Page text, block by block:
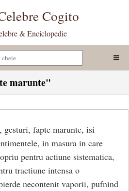
Cogito
& Enciclopedie
marunte"
gesturi, fapte marunte, isi
in masura in care
pentru actiune sistematica,
tractiune intensa o
necontenit vaporii, pufnind